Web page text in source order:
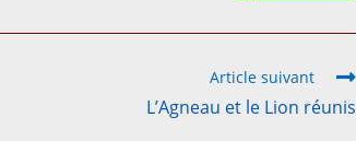
Article suivant
L’Agneau et le Lion réunis